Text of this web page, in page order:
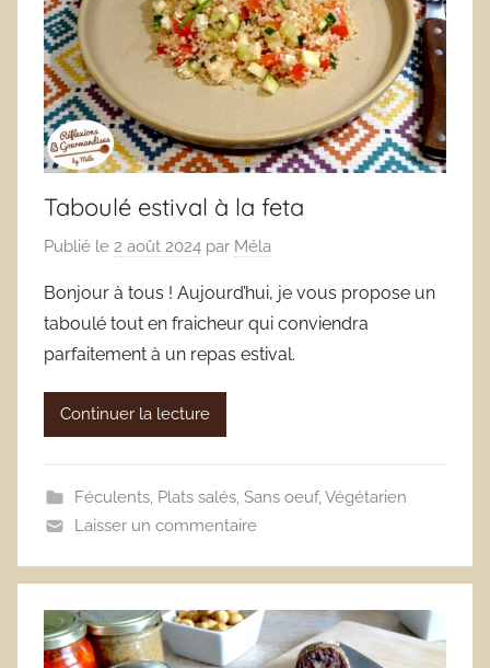
Taboulé estival à la feta
Publié le 2 août 2024 par Méla
Bonjour à tous ! Aujourd’hui, je vous propose un
taboulé tout en fraicheur qui conviendra
parfaitement à un repas estival.
Continuer la lecture
Féculents, Plats salés, Sans oeuf,Végétarien
Laisser un commentaire